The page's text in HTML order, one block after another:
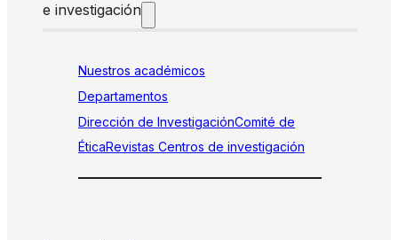
e investigación
Nuestros académicos
Departamentos
Dirección de InvestigaciónComité de
ÉticaRevistas Centros de investigación